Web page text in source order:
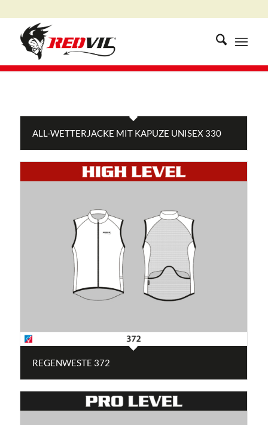
ALL-WETTERJACKE MIT KAPUZE UNISEX 330
REGENWESTE 372